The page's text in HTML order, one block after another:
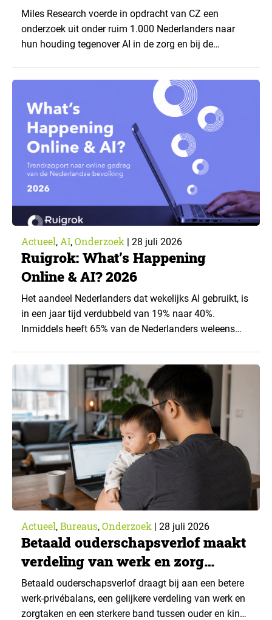
CZ
Miles Research voerde in opdracht van CZ een
onderzoek uit onder ruim 1.000 Nederlanders naar
hun houding tegenover AI in de zorg en bij de
toepassingen, en waar trekken zij een grens? Dit
artikel is aangeleverd door kennispartner Miles
Research. ▼ De uitkomsten zijn…
Actueel, AI, Onderzoek | 28 juli 2026
Ruigrok: What’s Happening
Online & AI? 2026
Het aandeel Nederlanders dat wekelijks AI gebruikt, is
in een jaar tijd verdubbeld van 19% naar 40%.
Inmiddels heeft 65% van de Nederlanders weleens
van What’s Happening Online & AI? 2026, het
jaarlijkse trendrapport van Ruigrok onderzoek &
advies over…
Actueel, Bureaus, Onderzoek | 28 juli 2026
Betaald ouderschapsverlof maakt
verdeling van werk en zorg
gelijker
Betaald ouderschapsverlof draagt bij aan een betere
werk-privébalans, een gelijkere verdeling van werk en
zorgtaken en een sterkere band tussen ouder en kind.